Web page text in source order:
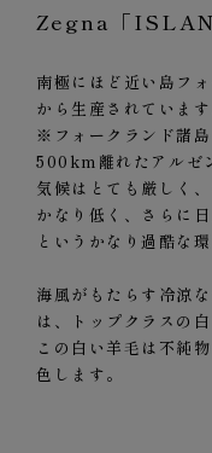
Zegna「
南極にほど近い島フ
から生産されています
※フォークランド諸
500km離れたアルゼ
気候はとても厳しく
かなり低く、さらに
というかなり過酷な
海風がもたらす冷涼
は、トップクラスの
この白い羊毛は不純
色します。